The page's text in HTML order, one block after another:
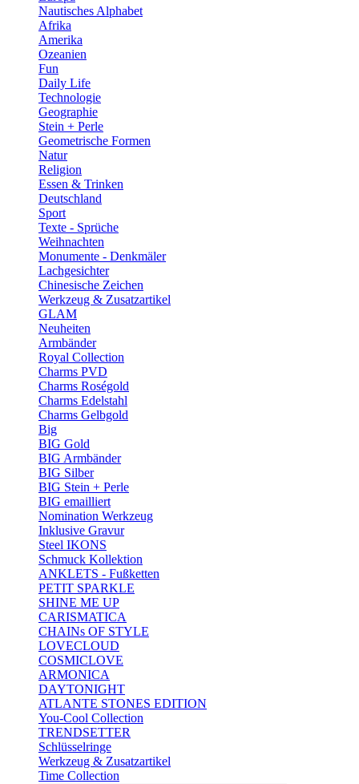
Nautisches Alphabet
Afrika
Amerika
Ozeanien
Fun
Daily Life
Technologie
Geographie
Stein + Perle
Geometrische Formen
Natur
Religion
Essen & Trinken
Deutschland
Sport
Texte - Sprüche
Weihnachten
Monumente - Denkmäler
Lachgesichter
Chinesische Zeichen
Werkzeug & Zusatzartikel
GLAM
Neuheiten
Armbänder
Royal Collection
Charms PVD
Charms Roségold
Charms Edelstahl
Charms Gelbgold
Big
BIG Gold
BIG Armbänder
BIG Silber
BIG Stein + Perle
BIG emailliert
Nomination Werkzeug
Inklusive Gravur
Steel IKONS
Schmuck Kollektion
ANKLETS - Fußketten
PETIT SPARKLE
SHINE ME UP
CARISMATICA
CHAINs OF STYLE
LOVECLOUD
COSMICLOVE
ARMONICA
DAYTONIGHT
ATLANTE STONES EDITION
You-Cool Collection
TRENDSETTER
Schlüsselringe
Werkzeug & Zusatzartikel
Time Collection